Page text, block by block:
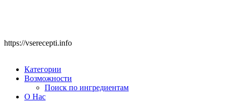
https://vserecepti.info
Категории
Возможности
Поиск по ингредиентам
О Нас